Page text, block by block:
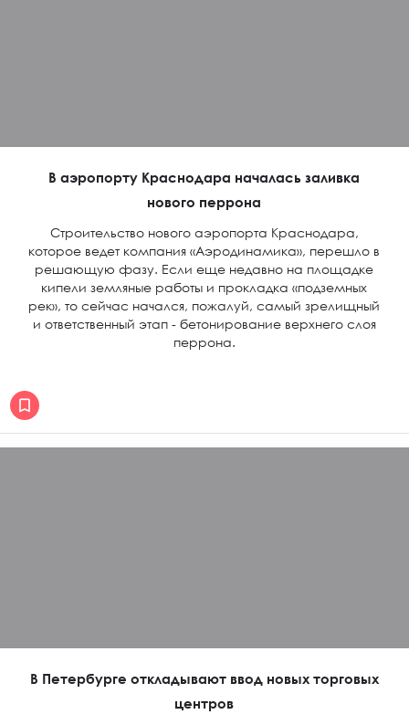
В аэропорту Краснодара началась заливка
нового перрона
Строительство нового аэропорта Краснодара,
которое ведет компания «Аэродинамика», перешло в
решающую фазу. Если еще недавно на площадке
кипели земляные работы и прокладка «подземных
рек», то сейчас начался, пожалуй, самый зрелищный
и ответственный этап - бетонирование верхнего слоя
перрона.
В Петербурге откладывают ввод новых торговых
центров